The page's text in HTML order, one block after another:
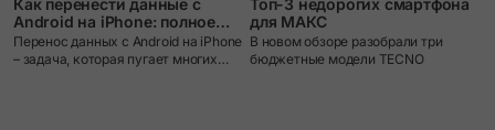
Как перенести данные с
Android на iPhone: полное
руководство
Перенос данных с Android на iPhone
– задача, которая пугает многих
Топ-3 недорогих смартфона
для МАКС
В новом обзоре разобрали три
бюджетные модели TECNO